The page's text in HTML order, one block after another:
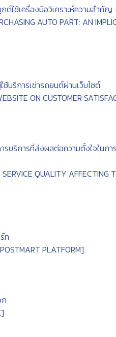
ต์ใช้เครื่องมือวิเคราะห์ความสำคั
AUTO PART: AN
ริการเช่ารถยนต์ผ่านเว็บไซต์
ON CUSTOMER
ริการที่ส่งผลต่อความตั้งใจในกา
QUALITY AFFECTING
ท
PLATFORM]